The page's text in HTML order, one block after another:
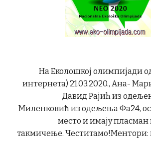
На Еколошкој олимпијади
интернета) 21.03.2020., Ана-
Давид Рајић из
Миленковић из одељења Фа24,
место и имају
такмичење. Честитамо!Ментори: